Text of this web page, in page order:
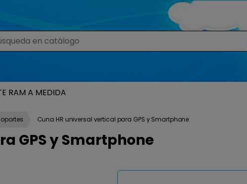
RAM A MEDIDA
Cuna HR universal vertical para GPS y Smartphone
GPS y Smartphone